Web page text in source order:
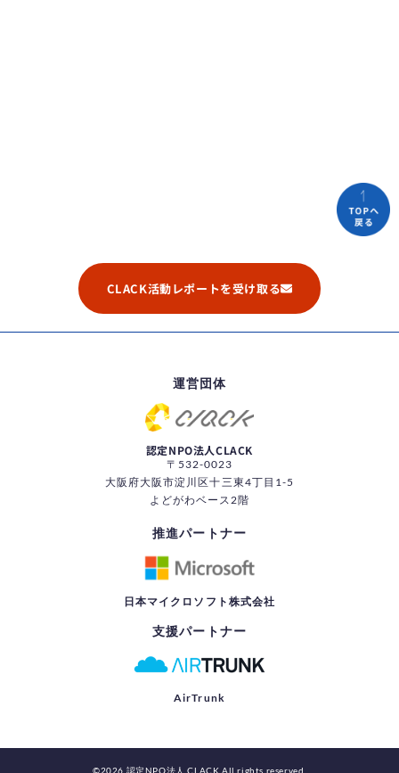
CLACK活動レポートを受け取る
運営団体
認定NPO法人CLACK
〒532-0023
大阪府大阪市淀川区十三東4丁目1-5
よどがわベース2階
推進パートナー
日本マイクロソフト株式会社
支援パートナー
AirTrunk
©2026 認定NPO法人 CLACK All rights reserved.